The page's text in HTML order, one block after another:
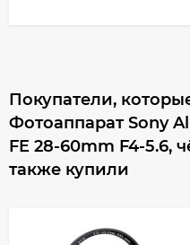
Покупатели,
Фотоаппарат Sony
FE 28-60mm F4-5.6,
также купили